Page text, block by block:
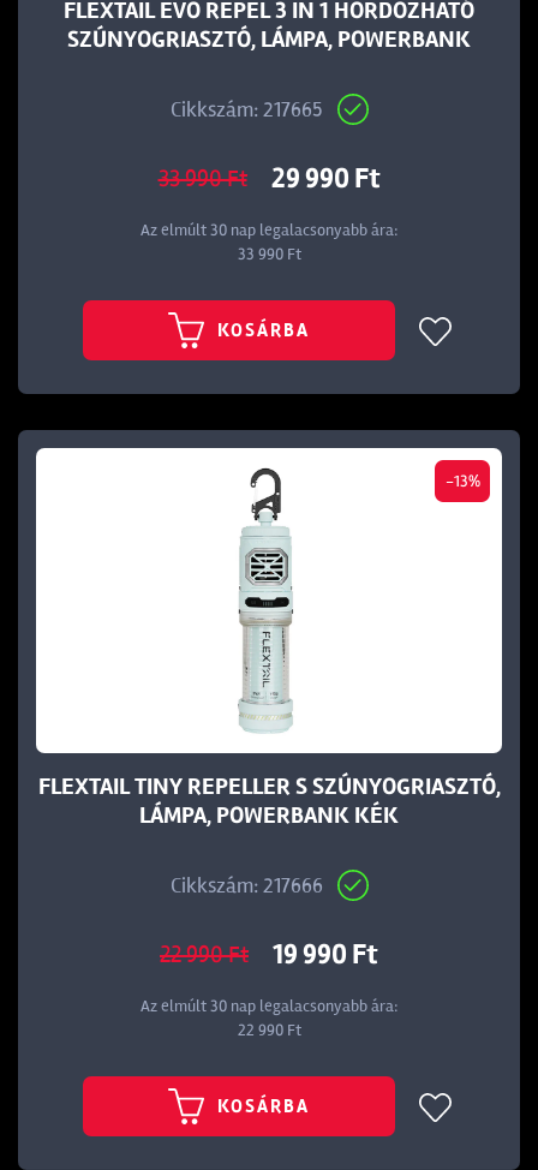
FLEXTAIL EVO REPEL 3 IN 1 HORDOZHATÓ
SZÚNYOGRIASZTÓ, LÁMPA, POWERBANK
Cikkszám: 217665
33 990 Ft 29 990 Ft
Az elmúlt 30 nap legalacsonyabb ára:
33 990 Ft
KOSÁRBA
-13%
FLEXTAIL TINY REPELLER S SZÚNYOGRIASZTÓ,
LÁMPA, POWERBANK KÉK
Cikkszám: 217666
22 990 Ft 19 990 Ft
Az elmúlt 30 nap legalacsonyabb ára:
22 990 Ft
KOSÁRBA